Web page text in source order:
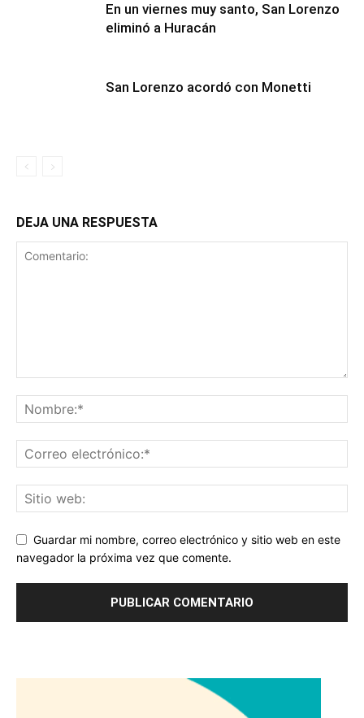
En un viernes muy santo, San Lorenzo
eliminó a Huracán
San Lorenzo acordó con Monetti
DEJA UNA RESPUESTA
Guardar mi nombre, correo electrónico y sitio web en este
navegador la próxima vez que comente.